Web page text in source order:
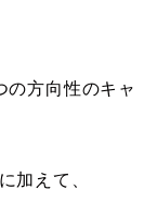
の方向性のキャ
加えて、